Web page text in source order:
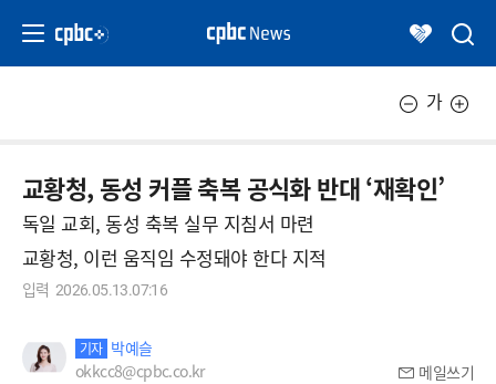
가
교황청, 동성 커플 축복 공식화 반대 ‘재확인’
독일 교회, 동성 축복 실무 지침서 마련
교황청, 이런 움직임 수정돼야 한다 지적
입력 2026.05.13.07:16
기자 박예슬
okkcc8@cpbc.co.kr
메일쓰기